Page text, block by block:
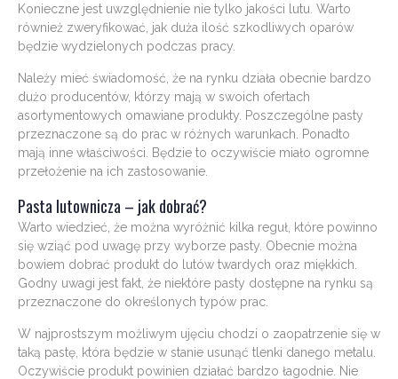
Konieczne jest uwzględnienie nie tylko jakości lutu. Warto
również zweryfikować, jak duża ilość szkodliwych oparów
będzie wydzielonych podczas pracy.
Należy mieć świadomość, że na rynku działa obecnie bardzo
dużo producentów, którzy mają w swoich ofertach
asortymentowych omawiane produkty. Poszczególne pasty
przeznaczone są do prac w różnych warunkach. Ponadto
mają inne właściwości. Będzie to oczywiście miało ogromne
przełożenie na ich zastosowanie.
Pasta lutownicza – jak dobrać?
Warto wiedzieć, że można wyróżnić kilka reguł, które powinno
się wziąć pod uwagę przy wyborze pasty. Obecnie można
bowiem dobrać produkt do lutów twardych oraz miękkich.
Godny uwagi jest fakt, że niektóre pasty dostępne na rynku są
przeznaczone do określonych typów prac.
W najprostszym możliwym ujęciu chodzi o zaopatrzenie się w
taką pastę, która będzie w stanie usunąć tlenki danego metalu.
Oczywiście produkt powinien działać bardzo łagodnie. Nie